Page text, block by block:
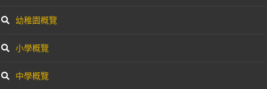
幼稚園概覽
小學概覽
中學概覽